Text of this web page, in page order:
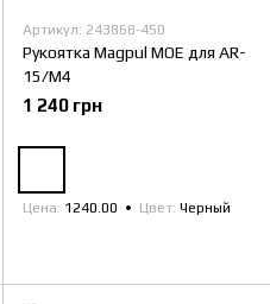
Артикул: 243868-450
Рукоятка Magpul MOE для AR-
15/M4
1 240 грн
Цена 1240.00 Цвет Черный